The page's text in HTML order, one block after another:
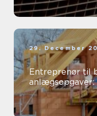
29. December
Entreprenør til